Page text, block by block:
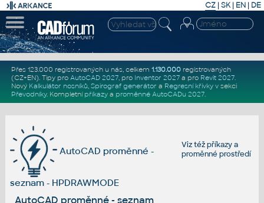
CZ | SK| EN | DE
Přes 123.000 registrovaných u nás, celkem 1.130.000registrovaných
(CZ+EN). Tipy pro AutoCAD 2027, pro Inventor 2027a pro Revit 2027.
Nový Kalkulátor nosníků, Spirograf generátor a Regresní křivkyv sekci
Převodníky. Kompletní příkazya proměnné AutoCADu 2027.
Viz téžpříkazya
proměnné prostředí
AutoCAD proměnné -
seznam - HPDRAWMODE
AutoCAD proměnné - seznam